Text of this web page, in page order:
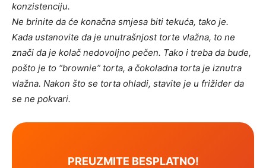
konzistenciju.
Ne brinite da će konačna smjesa biti tekuća, tako je.
Kada ustanovite da je unutrašnjost torte vlažna, to ne
znači da je kolač nedovoljno pečen. Tako i treba da bude,
pošto je to “brownie” torta, a čokoladna torta je iznutra
vlažna. Nakon što se torta ohladi, stavite je u frižider da
se ne pokvari.
PREUZMITE BESPLATNO!